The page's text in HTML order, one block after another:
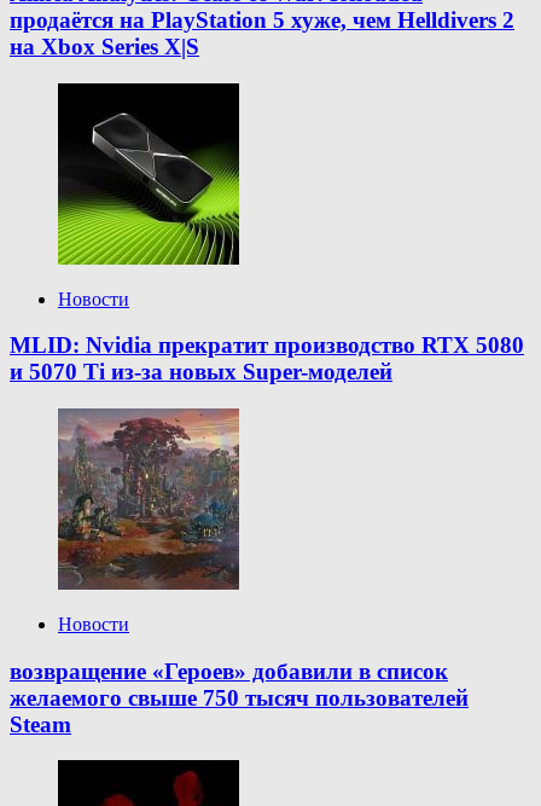
продаётся на PlayStation 5 хуже, чем Helldivers 2
на Xbox Series X|S
Новости
MLID: Nvidia прекратит производство RTX 5080
и 5070 Ti из-за новых Super-моделей
Новости
возвращение «Героев» добавили в список
желаемого свыше 750 тысяч пользователей
Steam